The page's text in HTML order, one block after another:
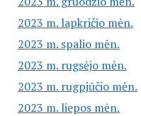
2023 m. lapkričio mėn.
2023 m. spalio mėn.
2023 m. rugsėjo mėn.
2023 m. rugpjūčio mėn.
2023 m. liepos mėn.